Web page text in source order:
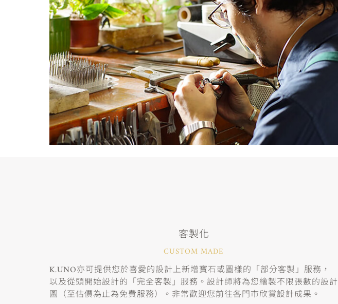
客製化
CUSTOM MADE
K.UNO亦可提供您於喜愛的設計上新增寶石或圖樣的「部分客製」服務，
以及從頭開始設計的「完全客製」服務。設計師將為您繪製不限張數的設計
圖（至估價為止為免費服務）。非常歡迎您前往各門市欣賞設計成果。